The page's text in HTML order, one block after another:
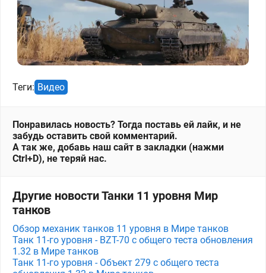
Теги: Видео
Понравилась новость? Тогда поставь ей лайк, и не
забудь оставить свой комментарий.
А так же, добавь наш сайт в закладки (нажми
Ctrl+D), не теряй нас.
Другие новости Танки 11 уровня Мир
танков
Обзор механик танков 11 уровня в Мире танков
Танк 11-го уровня - BZT-70 с общего теста обновления
1.32 в Мире танков
Танк 11-го уровня - Объект 279 с общего теста